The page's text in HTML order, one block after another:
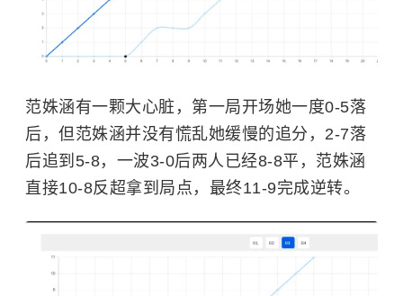
范姝涵有一颗大心脏，第一局开场她一度0-5落
后，但范姝涵并没有慌乱她缓慢的追分，2-7落
后追到5-8，一波3-0后两人已经8-8平，范姝涵
直接10-8反超拿到局点，最终11-9完成逆转。